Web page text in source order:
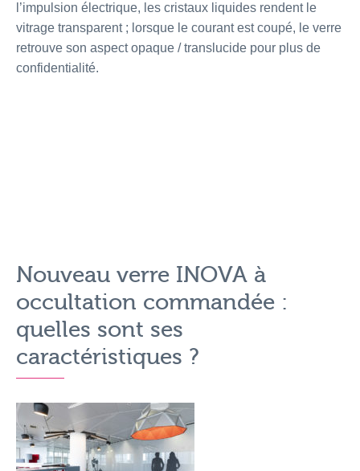
l’impulsion électrique, les cristaux liquides rendent le
vitrage transparent ; lorsque le courant est coupé, le verre
retrouve son aspect opaque / translucide pour plus de
confidentialité.
Nouveau verre INOVA à
occultation commandée :
quelles sont ses
caractéristiques ?